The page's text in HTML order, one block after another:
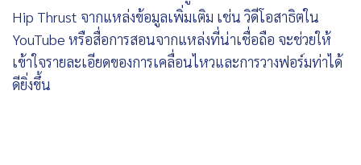
Hip Thrust จากแหล่งข้อมูลเพิ่มเติม เช่น วิดีโอสาธิตใน
YouTube หรือสื่อการสอนจากแหล่งที่น่าเชื่อถือ จะช่วยให้
เข้าใจรายละเอียดของการเคลื่อนไหวและการวางฟอร์มท่าได้
ดียิ่งขึ้น